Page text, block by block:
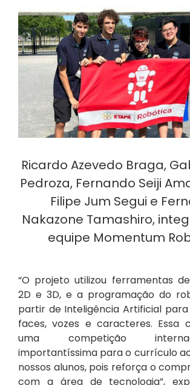
Ricardo Azevedo Braga,
Pedroza, Fernando Seiji
Filipe Jum Segui e
Nakazone Tamashiro,
equipe Momentum
“O projeto utilizou ferramentas
2D e 3D, e a programação do
partir de Inteligência Artificial
faces, vozes e caracteres. Essa
uma competição
importantíssima para o currículo
nossos alunos, pois reforça o
com a área de tecnologia”,